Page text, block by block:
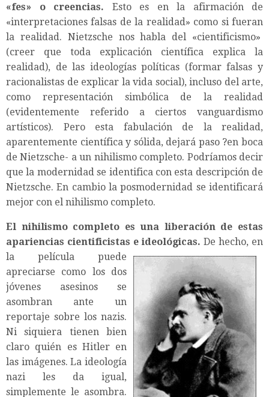
«fes» o creencias. Esto es en la afirmación de
«interpretaciones falsas de la realidad» como si fueran
la realidad. Nietzsche nos habla del «cientificismo»
(creer que toda explicación científica explica la
realidad), de las ideologías políticas (formar falsas y
racionalistas de explicar la vida social), incluso del arte,
como representación simbólica de la realidad
(evidentemente referido a ciertos vanguardismo
artísticos). Pero esta fabulación de la realidad,
aparentemente científica y sólida, dejará paso ?en boca
de Nietzsche- a un nihilismo completo. Podríamos decir
que la modernidad se identifica con esta descripción de
Nietzsche. En cambio la posmodernidad se identificará
mejor con el nihilismo completo.
El nihilismo completo es una liberación de estas
apariencias cientificistas e ideológicas. De hecho, en
la película puede
apreciarse como los dos
jóvenes asesinos se
asombran ante un
reportaje sobre los nazis.
Ni siquiera tienen bien
claro quién es Hitler en
las imágenes. La ideología
nazi les da igual,
simplemente le asombra.